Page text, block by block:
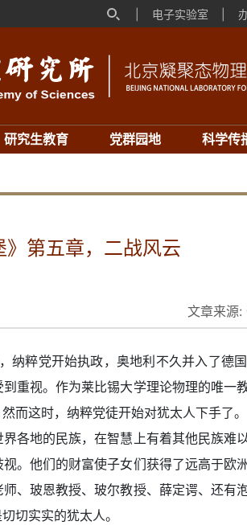
电子实验室
研究生教育 党群园地 科学传
》第五章，二战风云
文章来源:
粹党开始执政，奥地利不久并入了德
重视。作为莱比锡大学理论物理的唯一
而这时，纳粹党徒开始对犹太人下手了。
地的民族，在智慧上有着其他民族难以
。他们的财富使子女们获得了远高于欧
、玻恩教授、玻尔教授、薛定谔、还有
切实实的犹太人。